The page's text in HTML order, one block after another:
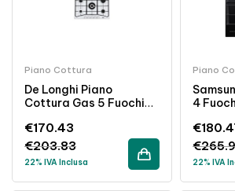
Piano Cottura
De Longhi Piano
Cottura Gas 5 Fuochi
€203.83
€170.43
22% IVA Inclusa
Piano
4
Ghisa
€
€
22% IVA